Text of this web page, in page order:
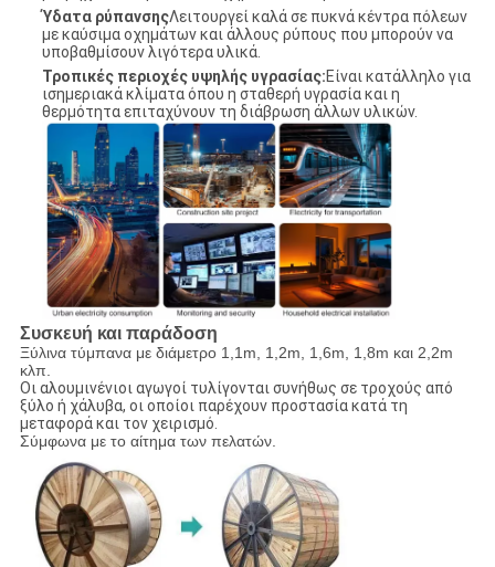
Ύδατα ρύπανσηςΛειτουργεί καλά σε πυκνά κέντρα πόλεων
με καύσιμα οχημάτων και άλλους ρύπους που μπορούν να
υποβαθμίσουν λιγότερα υλικά.
Τροπικές περιοχές υψηλής υγρασίας:Είναι κατάλληλο για
ισημεριακά κλίματα όπου η σταθερή υγρασία και η
θερμότητα επιταχύνουν τη διάβρωση άλλων υλικών.
Συσκευή και παράδοση
Ξύλινα τύμπανα με διάμετρο 1,1m, 1,2m, 1,6m, 1,8m και 2,2m
κλπ.
Οι αλουμινένιοι αγωγοί τυλίγονται συνήθως σε τροχούς από
ξύλο ή χάλυβα, οι οποίοι παρέχουν προστασία κατά τη
μεταφορά και τον χειρισμό.
Σύμφωνα με το αίτημα των πελατών.